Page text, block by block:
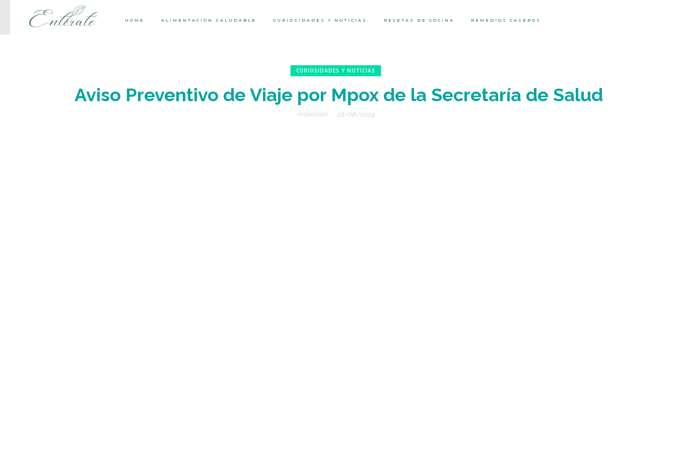
HOME ALIMENTACIÓN SALUDABLE CURIOSIDADES Y NOTICIAS RECETAS DE COCINA REMEDIOS CASEROS
CURIOSIDADES Y NOTICIAS
Aviso Preventivo de Viaje por Mpox de la Secretaría de Salud
redacción 28/08/2024